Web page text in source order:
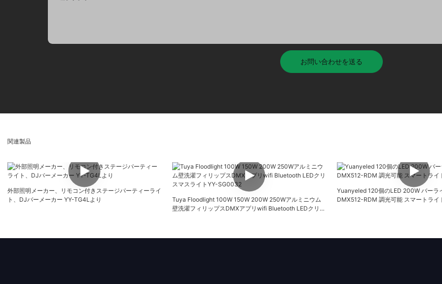
お問い合わせを送る
関連製品
外部照明メーカー、リモコン付きステージパーティーライ
ト、DJバーメーカー YY-TG4Lより
Tuya Floodlight 100W 150W 200W 250Wアルミニウム
壁洗濯フィリップスDMXアプリwifi Bluetooth LEDクリス
Yuanyeled 120個のLED 200W バーラ
DMX512-RDM 調光可能 スマートラ